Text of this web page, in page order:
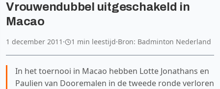
Vrouwendubbel uitgeschakeld in
Macao
1 december 2011 · 1 min leestijd·Bron: Badminton Nederland
In het toernooi in Macao hebben Lotte Jonathans en
Paulien van Dooremalen in de tweede ronde verloren